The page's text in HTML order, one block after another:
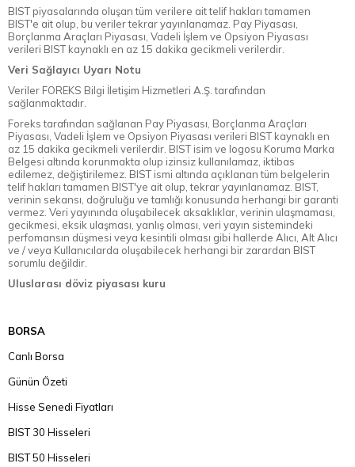
BIST piyasalarında oluşan tüm verilere ait telif hakları tamamen
BIST'e ait olup, bu veriler tekrar yayınlanamaz. Pay Piyasası,
Borçlanma Araçları Piyasası, Vadeli İşlem ve Opsiyon Piyasası
verileri BIST kaynaklı en az 15 dakika gecikmeli verilerdir.
Veri Sağlayıcı Uyarı Notu
Veriler FOREKS Bilgi İletişim Hizmetleri A.Ş. tarafından
sağlanmaktadır.
Foreks tarafından sağlanan Pay Piyasası, Borçlanma Araçları
Piyasası, Vadeli İşlem ve Opsiyon Piyasası verileri BIST kaynaklı en
az 15 dakika gecikmeli verilerdir. BIST isim ve logosu Koruma Marka
Belgesi altında korunmakta olup izinsiz kullanılamaz, iktibas
edilemez, değiştirilemez. BIST ismi altında açıklanan tüm belgelerin
telif hakları tamamen BIST'ye ait olup, tekrar yayınlanamaz. BIST,
verinin sekansı, doğruluğu ve tamlığı konusunda herhangi bir garanti
vermez. Veri yayınında oluşabilecek aksaklıklar, verinin ulaşmaması,
gecikmesi, eksik ulaşması, yanlış olması, veri yayın sistemindeki
perfomansın düşmesi veya kesintili olması gibi hallerde Alıcı, Alt Alıcı
ve / veya Kullanıcılarda oluşabilecek herhangi bir zarardan BIST
sorumlu değildir.
Uluslarası döviz piyasası kuru
BORSA
Canlı Borsa
Günün Özeti
Hisse Senedi Fiyatları
BIST 30 Hisseleri
BIST 50 Hisseleri